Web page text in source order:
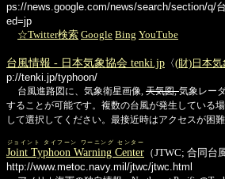
ps://news.google.com/news/search/section/q/
ed=jp
☆Twitter検索 Google Bing YouTube
台風情報 - 日本気象協会 tenki.jp 〈(財)日本
p://tenki.jp/typhoon/
台風進路図に、気象衛星画像, 天気図,気象レー
することが可能です。複数の台風が発生している
して選択してください。最接近時はアクセスが困
Joint Typhoon Warning Center
ジョイント タイフーン ワーニング センター
（JTWC; 合同台
http://www.metoc.navy.mil/jtwc/jtwc.html